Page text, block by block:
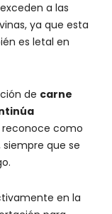
a las
ya que esta
es letal en
de carne
reconoce como
que se
en la